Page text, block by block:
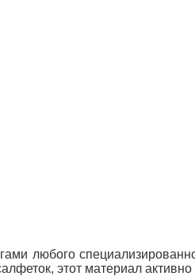
любого
этот материал